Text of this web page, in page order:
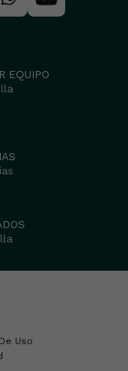
EQUIPO
Uso